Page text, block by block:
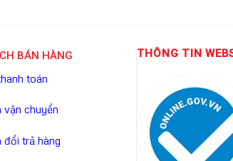
BÁN HÀNG
toán
vận chuyển
đổi trả hàng
THÔNG TIN